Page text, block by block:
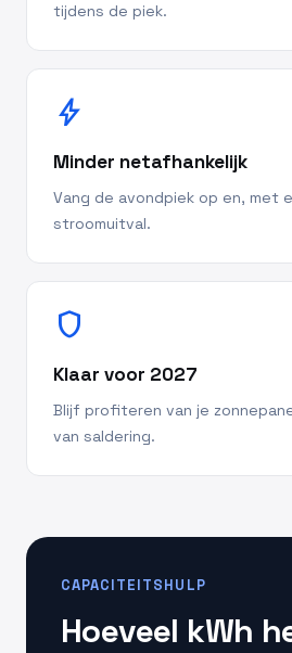
tijdens de piek.
bolt
Minder netafhankelijk
Vang de avondpiek op en, met
stroomuitval.
shield
Klaar voor 2027
Blijf profiteren van je
van saldering.
CAPACITEITSHULP
Hoeveel kWh